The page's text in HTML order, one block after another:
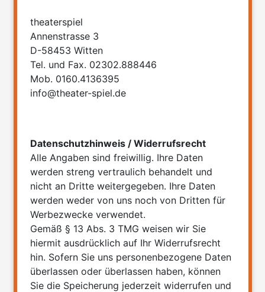
theaterspiel
Annenstrasse 3
D-58453 Witten
Tel. und Fax. 02302.888446
Mob. 0160.4136395
info@theater-spiel.de
Datenschutzhinweis / Widerrufsrecht
Alle Angaben sind freiwillig. Ihre Daten
werden streng vertraulich behandelt und
nicht an Dritte weitergegeben. Ihre Daten
werden weder von uns noch von Dritten für
Werbezwecke verwendet.
Gemäß § 13 Abs. 3 TMG weisen wir Sie
hiermit ausdrücklich auf Ihr Widerrufsrecht
hin. Sofern Sie uns personenbezogene Daten
überlassen oder überlassen haben, können
Sie die Speicherung jederzeit widerrufen und